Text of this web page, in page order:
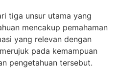
tiga unsur utama yang
mencakup pemahaman
yang relevan dengan
pada kemampuan
pengetahuan tersebut.